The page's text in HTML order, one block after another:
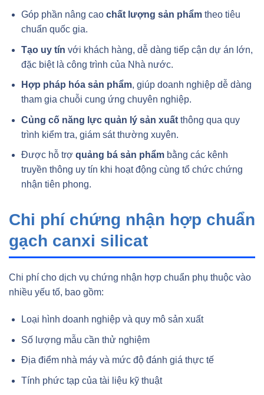
Góp phần nâng cao chất lượng sản phẩmtheo tiêu
chuẩn quốc gia.
Tạo uy tín với khách hàng, dễ dàng tiếp cận dự án lớn,
đặc biệt là công trình của Nhà nước.
Hợp pháp hóa sản phẩm, giúp doanh nghiệp dễ dàng
tham gia chuỗi cung ứng chuyên nghiệp.
Củng cố năng lực quản lý sản xuấtthông qua quy
trình kiểm tra, giám sát thường xuyên.
Được hỗ trợ quảng bá sản phẩmbằng các kênh
truyền thông uy tín khi hoạt động cùng tổ chức chứng
nhận tiên phong.
Chi phí chứng nhận hợp chuẩn
gạch canxi silicat
Chi phí cho dịch vụ chứng nhận hợp chuẩn phụ thuộc vào
nhiều yếu tố, bao gồm:
Loại hình doanh nghiệp và quy mô sản xuất
Số lượng mẫu cần thử nghiệm
Địa điểm nhà máy và mức độ đánh giá thực tế
Tính phức tạp của tài liệu kỹ thuật